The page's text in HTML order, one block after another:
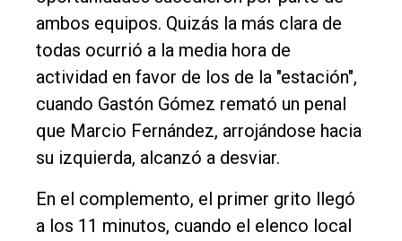
Empresa
Nosotros
Contacto
ambos equipos. Quizás la más clara de
todas ocurrió a la media hora de
actividad en favor de los de la "estación",
cuando Gastón Gómez remató un penal
que Marcio Fernández, arrojándose hacia
su izquierda, alcanzó a desviar.
En el complemento, el primer grito llegó
a los 11 minutos, cuando el elenco local